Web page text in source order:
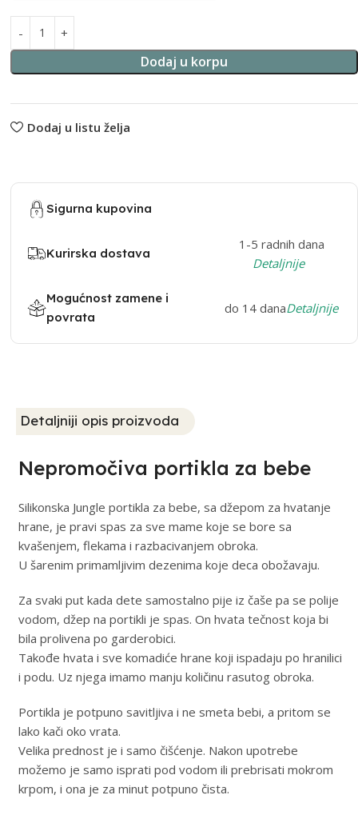
Dodaj u korpu
Dodaj u listu želja
Sigurna kupovina
Kurirska dostava
1-5 radnih dana
Detaljnije
Mogućnost zamene i
povrata
do 14 danaDetaljnije
Detaljniji opis proizvoda
Nepromočiva portikla za bebe
Silikonska Jungle portikla za bebe, sa džepom za hvatanje
hrane, je pravi spas za sve mame koje se bore sa
kvašenjem, flekama i razbacivanjem obroka.
U šarenim primamljivim dezenima koje deca obožavaju.
Za svaki put kada dete samostalno pije iz čaše pa se polije
vodom, džep na portikli je spas. On hvata tečnost koja bi
bila prolivena po garderobici.
Takođe hvata i sve komadiće hrane koji ispadaju po hranilici
i podu. Uz njega imamo manju količinu rasutog obroka.
Portikla je potpuno savitljiva i ne smeta bebi, a pritom se
lako kači oko vrata.
Velika prednost je i samo čišćenje. Nakon upotrebe
možemo je samo isprati pod vodom ili prebrisati mokrom
krpom, i ona je za minut potpuno čista.